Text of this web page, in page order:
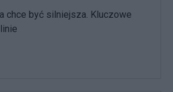
chce być silniejsza. Kluczowe